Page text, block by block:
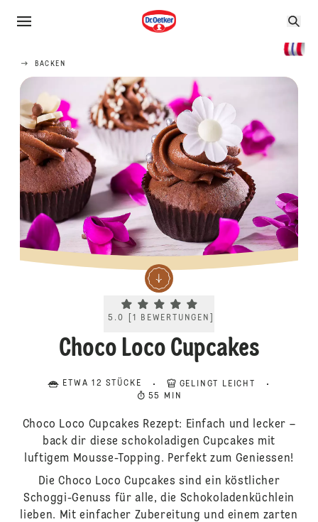
BACKEN
Current rating 5.0. Click to rate.
5.0 1 BEWERTUNGEN
Choco Loco Cupcakes
ETWA 12 STÜCKE
GELINGT LEICHT
55 MIN
Choco Loco Cupcakes Rezept: Einfach und lecker –
back dir diese schokoladigen Cupcakes mit
luftigem Mousse-Topping. Perfekt zum Geniessen!
Die Choco Loco Cupcakes sind ein köstlicher
Schoggi-Genuss für alle, die Schokoladenküchlein
lieben. Mit einfacher Zubereitung und einem zarten